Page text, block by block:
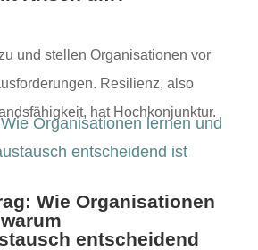
und stellen Organ­i­sa­tio­nen vor
Resilienz, also
hat Hochkonjunktur.
Wie Organisationen
entscheidend